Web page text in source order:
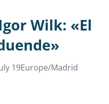
Wilk: «El
19Europe/Madrid